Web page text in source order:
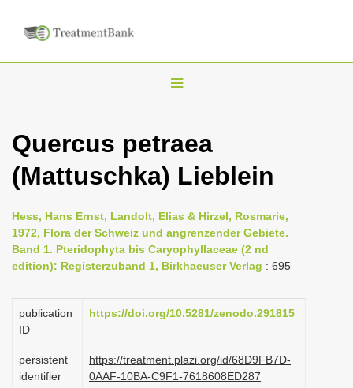
T
g
n
a
v
g
i
Quercus petraea
(Mattuschka) Lieblein
Hess, Hans Ernst, Landolt, Elias & Hirzel, Rosmarie,
1972, Flora der Schweiz und angrenzender Gebiete.
Band 1. Pteridophyta bis Caryophyllaceae (2 nd
edition): Registerzuband 1, Birkhaeuser Verlag : 695
publication
ID
https://doi.org/10.5281/zenodo.291815
persistent
identifier
https://treatment.plazi.org/id/68D9FB7D-
0AAF-10BA-C9F1-7618608ED287